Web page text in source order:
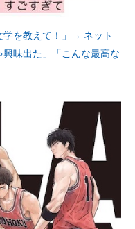
学を教えて！」→ ネット
味出た」「こんな最高な